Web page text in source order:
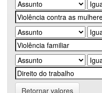
Retornar valores